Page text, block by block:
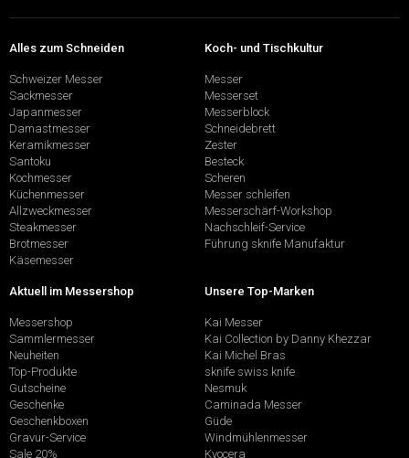
Alles zum Schneiden
Schweizer Messer
Sackmesser
Japanmesser
Damastmesser
Keramikmesser
Santoku
Kochmesser
Küchenmesser
Allzweckmesser
Steakmesser
Brotmesser
Käsemesser
Koch- und Tischkultur
Messer
Messerset
Messerblock
Schneidebrett
Zester
Besteck
Scheren
Messer schleifen
Messerschärf-Workshop
Nachschleif-Service
Führung sknife Manufaktur
Aktuell im Messershop
Messershop
Sammlermesser
Neuheiten
Top-Produkte
Gutscheine
Geschenke
Geschenkboxen
Gravur-Service
Sale 20%
Unsere Top-Marken
Kai Messer
Kai Collection by Danny Khezzar
Kai Michel Bras
sknife swiss knife
Nesmuk
Caminada Messer
Güde
Windmühlenmesser
Kyocera